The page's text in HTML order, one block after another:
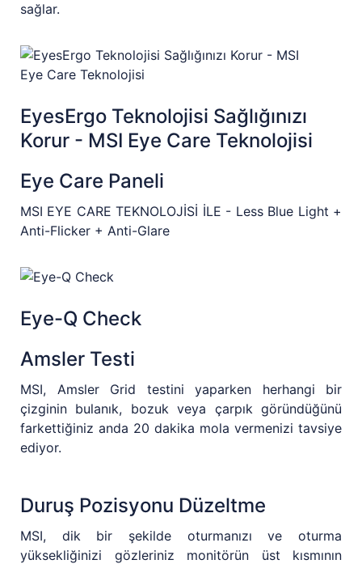
sağlar.
EyesErgo Teknolojisi Sağlığınızı
Korur - MSI Eye Care Teknolojisi
Eye Care Paneli
MSI EYE CARE TEKNOLOJİSİ İLE - Less Blue Light +
Anti-Flicker + Anti-Glare
Eye-Q Check
Amsler Testi
MSI, Amsler Grid testini yaparken herhangi bir
çizginin bulanık, bozuk veya çarpık göründüğünü
farkettiğiniz anda 20 dakika mola vermenizi tavsiye
ediyor.
Duruş Pozisyonu Düzeltme
MSI, dik bir şekilde oturmanızı ve oturma
yüksekliğinizi gözleriniz monitörün üst kısmının